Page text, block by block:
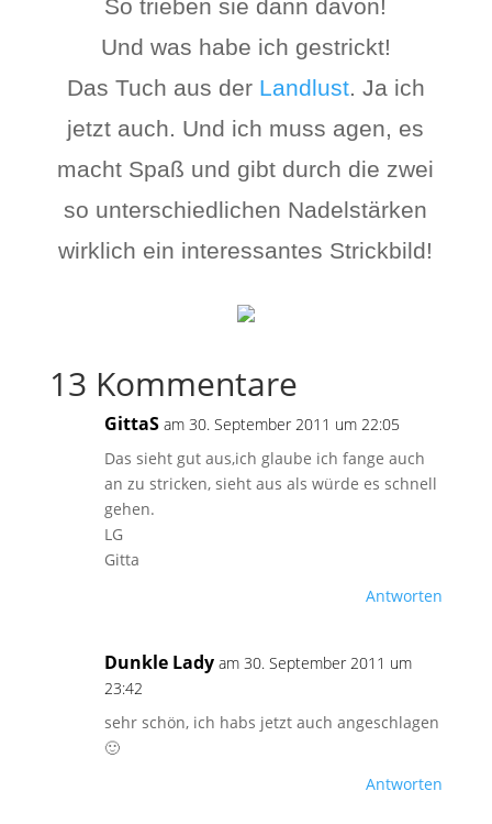
So trieben sie dann davon!
Und was habe ich gestrickt!
Das Tuch aus der Landlust. Ja ich
jetzt auch. Und ich muss agen, es
macht Spaß und gibt durch die zwei
so unterschiedlichen Nadelstärken
wirklich ein interessantes Strickbild!
13 Kommentare
GittaS am 30. September 2011 um 22:05
Das sieht gut aus,ich glaube ich fange auch
an zu stricken, sieht aus als würde es schnell
gehen.
LG
Gitta
Antworten
Dunkle Lady am 30. September 2011 um
23:42
sehr schön, ich habs jetzt auch angeschlagen
🙂
Antworten